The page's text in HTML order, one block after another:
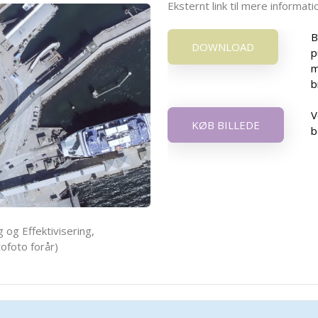
og Effektivisering,
forår)
Eksternt link til mere
DOWNLOAD
KØB BILLEDE